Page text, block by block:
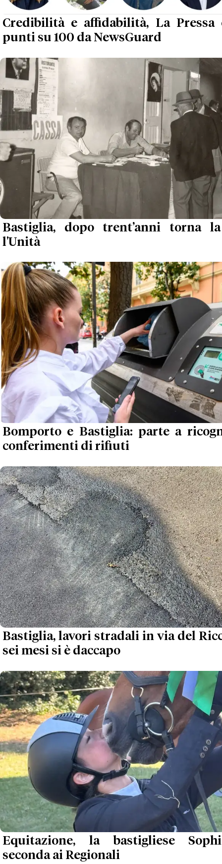
Credibilità e affidabilità, La Pressa
punti su 100 da NewsGuard
Bastiglia, dopo trent’anni torna
l'Unità
Bomporto e Bastiglia: parte a
conferimenti di rifiuti
Bastiglia, lavori stradali in via del
sei mesi si è daccapo
Equitazione, la bastigliese
seconda ai Regionali